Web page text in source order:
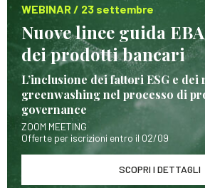
WEBINAR / 23 settembre
Nuove linee guida
dei prodotti bancari
L’inclusione dei fattori ESG e dei
greenwashing nel processo di
governance
ZOOM MEETING
Offerte per iscrizioni entro il 02/09
SCOPRI I DETTAGLI